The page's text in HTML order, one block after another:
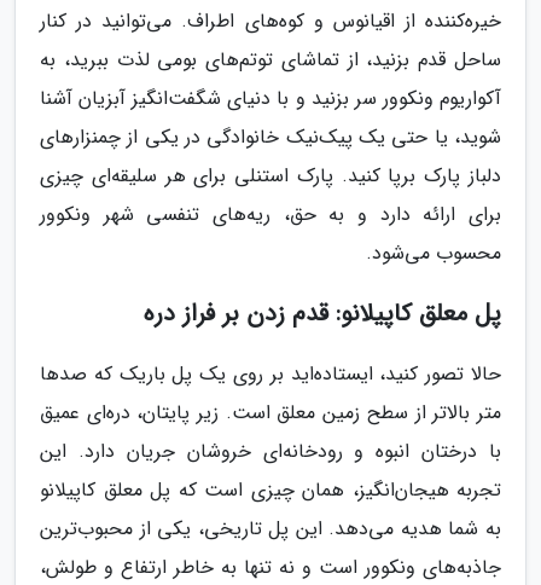
خیره‌کننده از اقیانوس و کوه‌های اطراف. می‌توانید در کنار
ساحل قدم بزنید، از تماشای توتم‌های بومی لذت ببرید، به
آکواریوم ونکوور سر بزنید و با دنیای شگفت‌انگیز آبزیان آشنا
شوید، یا حتی یک پیک‌نیک خانوادگی در یکی از چمنزارهای
دلباز پارک برپا کنید. پارک استنلی برای هر سلیقه‌ای چیزی
برای ارائه دارد و به حق، ریه‌های تنفسی شهر ونکوور
محسوب می‌شود.
پل معلق کاپیلانو: قدم زدن بر فراز دره
حالا تصور کنید، ایستاده‌اید بر روی یک پل باریک که صدها
متر بالاتر از سطح زمین معلق است. زیر پایتان، دره‌ای عمیق
با درختان انبوه و رودخانه‌ای خروشان جریان دارد. این
تجربه هیجان‌انگیز، همان چیزی است که پل معلق کاپیلانو
به شما هدیه می‌دهد. این پل تاریخی، یکی از محبوب‌ترین
جاذبه‌های ونکوور است و نه تنها به خاطر ارتفاع و طولش،